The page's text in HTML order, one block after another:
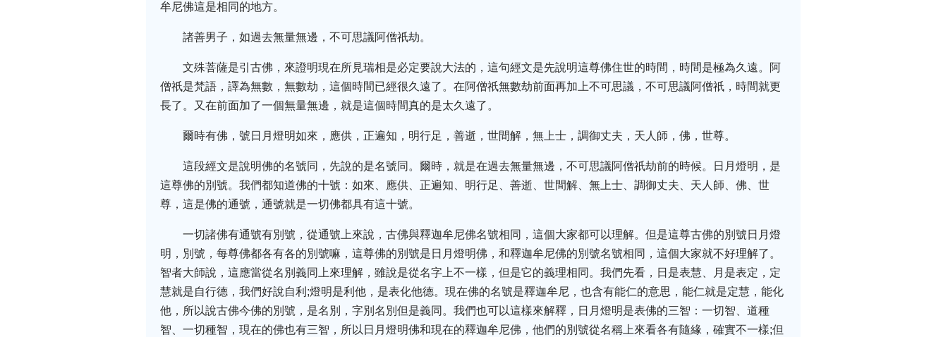
牟尼佛這是相同的地方。
諸善男子，如過去無量無邊，不可思議阿僧祇劫。
文殊菩薩是引古佛，來證明現在所見瑞相是必定要說大法的，這句經文是先說明這尊佛住世的時間，時間是極為久遠。阿
僧祇是梵語，譯為無數，無數劫，這個時間已經很久遠了。在阿僧祇無數劫前面再加上不可思議，不可思議阿僧祇，時間就更
長了。又在前面加了一個無量無邊，就是這個時間真的是太久遠了。
爾時有佛，號日月燈明如來，應供，正遍知，明行足，善逝，世間解，無上士，調御丈夫，天人師，佛，世尊。
這段經文是說明佛的名號同，先說的是名號同。爾時，就是在過去無量無邊，不可思議阿僧祇劫前的時候。日月燈明，是
這尊佛的別號。我們都知道佛的十號：如來、應供、正遍知、明行足、善逝、世間解、無上士、調御丈夫、天人師、佛、世
尊，這是佛的通號，通號就是一切佛都具有這十號。
一切諸佛有通號有別號，從通號上來說，古佛與釋迦牟尼佛名號相同，這個大家都可以理解。但是這尊古佛的別號日月燈
明，別號，每尊佛都各有各的別號嘛，這尊佛的別號是日月燈明佛，和釋迦牟尼佛的別號名號相同，這個大家就不好理解了。
智者大師說，這應當從名別義同上來理解，雖說是從名字上不一樣，但是它的義理相同。我們先看，日是表慧、月是表定，定
慧就是自行德，我們好說自利;燈明是利他，是表化他德。現在佛的名號是釋迦牟尼，也含有能仁的意思，能仁就是定慧，能化
他，所以說古佛今佛的別號，是名別，字別名別但是義同。我們也可以這樣來解釋，日月燈明是表佛的三智：一切智、道種
智、一切種智，現在的佛也有三智，所以日月燈明佛和現在的釋迦牟尼佛，他們的別號從名稱上來看各有隨緣，確實不一樣;但